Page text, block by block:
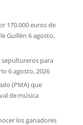
170.000 euros de
Guillén 6 agosto,
para
6 agosto, 2026
(PMA) que
de música
los ganadores